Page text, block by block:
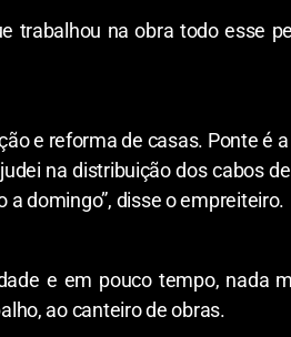
trabalhou na obra todo esse
e reforma de casas. Ponte
na distribuição dos cabos
a domingo”, disse o empreiteiro.
e em pouco tempo, nada
ao canteiro de obras.